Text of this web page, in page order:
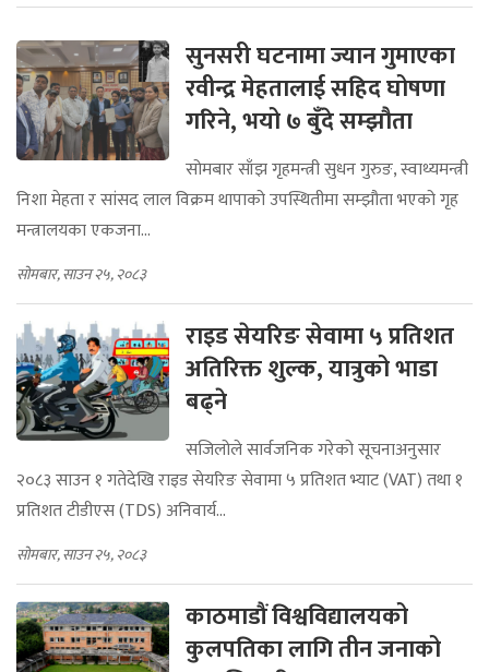
सुनसरी घटनामा ज्यान गुमाएका
रवीन्द्र मेहतालाई सहिद घोषणा
गरिने, भयो ७ बुँदे सम्झौता
सोमबार साँझ गृहमन्त्री सुधन गुरुङ, स्वाथ्यमन्त्री
निशा मेहता र सांसद लाल विक्रम थापाको उपस्थितीमा सम्झौता भएको गृह
मन्त्रालयका एकजना...
सोमबार, साउन २५, २०८३
राइड सेयरिङ सेवामा ५ प्रतिशत
अतिरिक्त शुल्क, यात्रुको भाडा
बढ्ने
सजिलोले सार्वजनिक गरेको सूचनाअनुसार
२०८३ साउन १ गतेदेखि राइड सेयरिङ सेवामा ५ प्रतिशत भ्याट (VAT) तथा १
प्रतिशत टीडीएस (TDS) अनिवार्य...
सोमबार, साउन २५, २०८३
काठमाडौं विश्वविद्यालयको
कुलपतिका लागि तीन जनाको